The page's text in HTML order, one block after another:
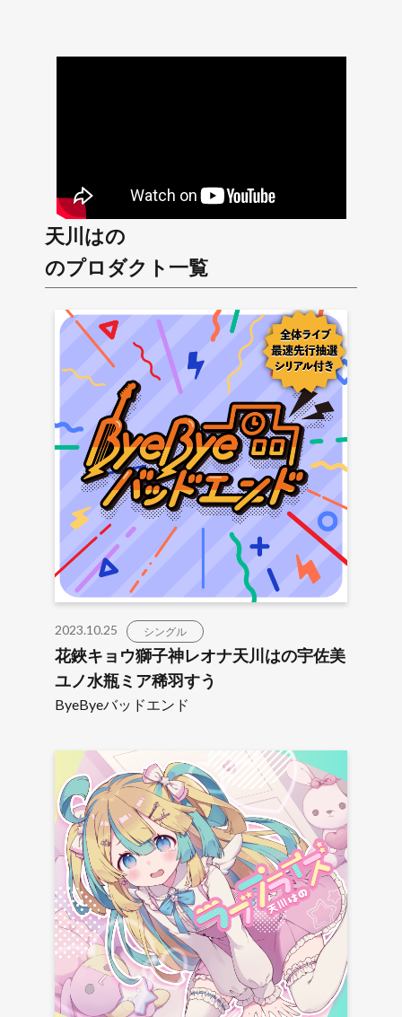
天川はの
のプロダクト一覧
2023.10.25 シングル
花鋏キョウ獅子神レオナ天川はの宇佐美
ユノ水瓶ミア稀羽すう
ByeByeバッドエンド